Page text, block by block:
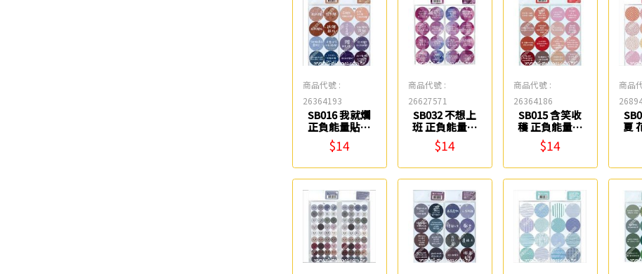
商品代號 :
26364193
SB016 我就爛
正負能量貼紙
鶴屋
$14
商品代號 :
26627571
SB032 不想上
班 正負能量貼
紙 鶴屋
$14
商品代號 :
26364186
SB015 含笑收
穫 正負能量貼
紙 鶴屋
$14
商品
夏